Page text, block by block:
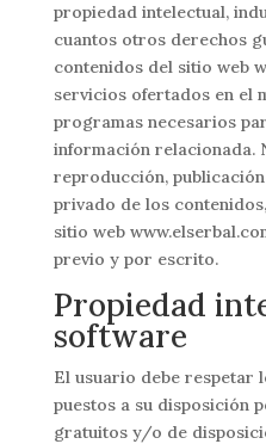
propiedad intelectual,
cuantos otros derechos
contenidos del sitio web
servicios ofertados en el
programas necesarios
información relacionada.
reproducción,
privado de los
sitio web
previo y por escrito.
Propiedad
software
El usuario debe respetar
puestos a su disposición
gratuitos y/o de